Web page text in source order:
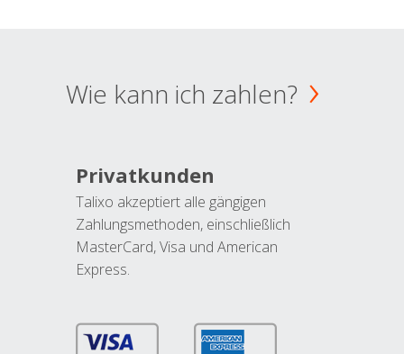
Wie kann ich zahlen?
Privatkunden
Talixo akzeptiert alle gängigen
Zahlungsmethoden, einschließlich
MasterCard, Visa und American
Express.